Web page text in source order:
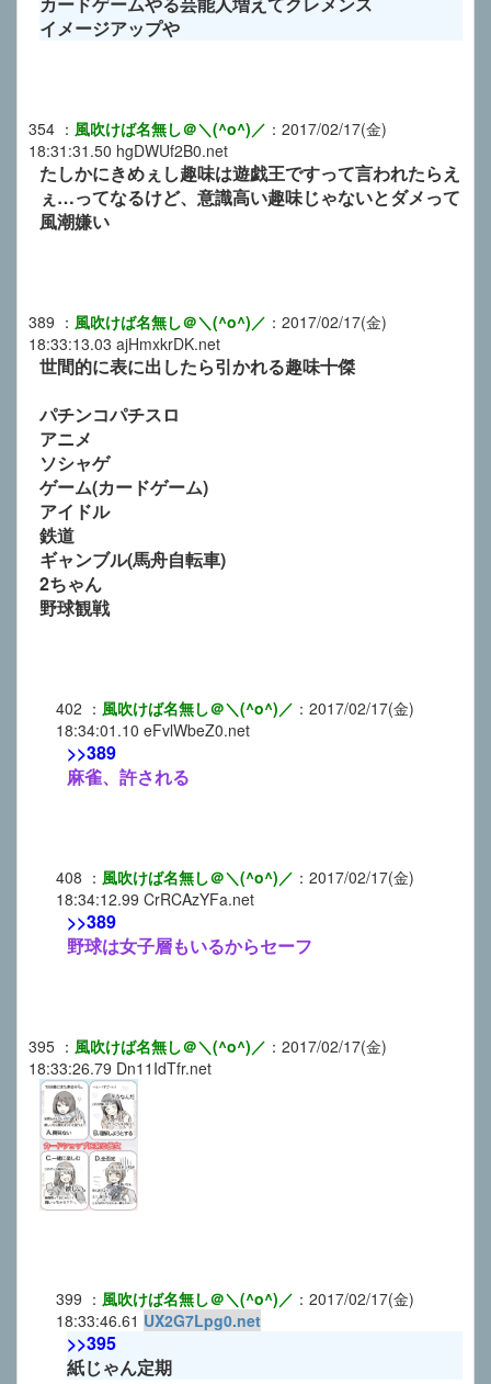
イメージアップや
354 ： 風吹けば名無し＠＼(^o^)／ ： 2017/02/17(金)
18:31:31.50 hgDWUf2B0.net
たしかにきめぇし趣味は遊戯王ですって言われたらえ
ぇ…ってなるけど、意識高い趣味じゃないとダメって
風潮嫌い
389 ： 風吹けば名無し＠＼(^o^)／ ： 2017/02/17(金)
18:33:13.03 ajHmxkrDK.net
世間的に表に出したら引かれる趣味十傑
パチンコパチスロ
アニメ
ソシャゲ
ゲーム(カードゲーム)
アイドル
鉄道
ギャンブル(馬舟自転車)
2ちゃん
野球観戦
402 ： 風吹けば名無し＠＼(^o^)／ ： 2017/02/17(金)
18:34:01.10 eFvlWbeZ0.net
>>389
麻雀、許される
408 ： 風吹けば名無し＠＼(^o^)／ ： 2017/02/17(金)
18:34:12.99 CrRCAzYFa.net
>>389
野球は女子層もいるからセーフ
395 ： 風吹けば名無し＠＼(^o^)／ ： 2017/02/17(金)
18:33:26.79 Dn11IdTfr.net
399 ： 風吹けば名無し＠＼(^o^)／ ： 2017/02/17(金)
18:33:46.61 UX2G7Lpg0.net
>>395
紙じゃん定期